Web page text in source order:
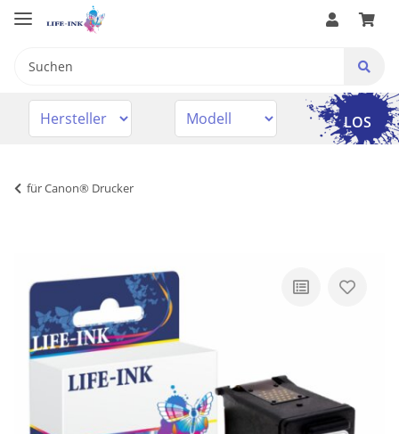
LOS
für Canon® Drucker